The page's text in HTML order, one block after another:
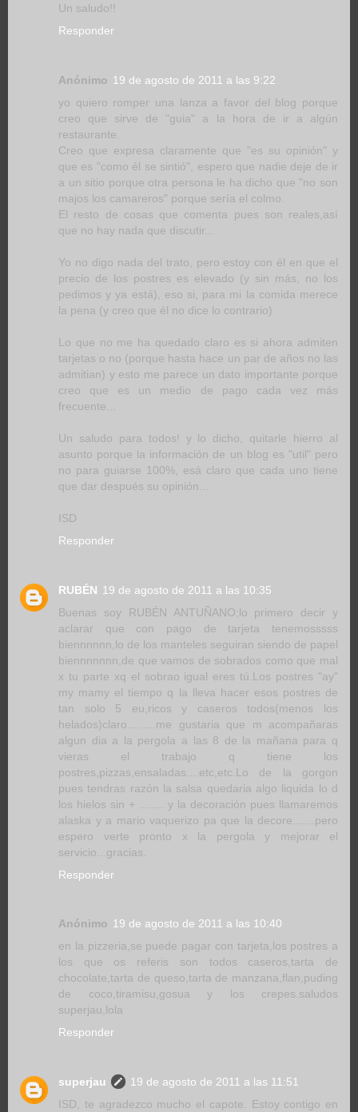
Un saludo!!
Responder
Anónimo 19 de agosto de 2011 a las 9:22
yo quiero romper una lanza a favor del blog porque
creo que sirve de "guia" a la hora de ir a algún
restaurante.
Creo que expresa claramente que "es su opinión" y
que es "como él se sintió", espero que nadie deje de ir
a un sitio porque otra persona le ha dicho que "no son
majos los camareros" porque sería el colmo.
El resto de cosas que comenta pues son reales,así
que no hay nada que discutir...
Yo no digo nada del trato, pero estoy con él en que el
precio de los postres es elevado (y sin más, no los
pedimos y ya está), eso si, para mi la comida merece
la pena (y creo que él no dice lo contrario)
Lo que no me ha quedado claro es si ahora admiten
tarjetas o no (porque hasta hace un par de años no las
admitian) y esto me parece un dato importante porque
creo que es un medio de pago cada vez más
frecuente...
Un saludo para todos! y lo dicho, quitarle hierro al
asunto porque la información de un blog es "util" pero
no para guiarse 100%, esá claro que cada uno tiene
que dar después su opinión...
ISD
Responder
RUBÉN 19 de agosto de 2011 a las 10:35
Buenas soy RUBÉN ANTUÑANO;lo primero decir y
aclarar que con pago de tarjeta tenemosssss
biennnnnn,lo de los manteles seguiran siendo de papel
biennnnnnn,de que vamos de sobrados como que mal
x tu parte xq el sobrao igual eres tú.Los postres "ay"
my mamy el tiempo q la lleva hacer esos postres de
tan solo 5 eu,ricos y caseros todos(menos los
helados)claro.........me gustaria que m acompañaras
algun dia a la pergola a las 8 de la mañana para q
vieras el trabajo q tiene los
postres,pizzas,ensaladas....etc,etc.Lo de la gorgon
pues tendras razón la salsa quedaria algo liquida lo d
los hielos sin + ........ y la decoración pues llamaremos
alaska y a mario vaquerizo pa que la decore.......pero
espero verte pronto x la pergola y mejorar el
servicio...gracias.
Responder
Anónimo 19 de agosto de 2011 a las 10:40
en la pizzeria,se puede pagar con tarjeta,los postres a
los que os referis son todos caseros,tarta de
chocolate,tarta de queso,tarta de manzana,flan,puding
de coco,tiramisu,gosua y los crepes.saludos
superjau,lola
Responder
superjau
19 de agosto de 2011 a las 11:51
ISD, te agradezco mucho el capote. Estoy contigo en